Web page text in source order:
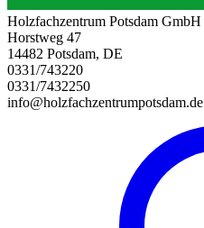
Holzfachzentrum Potsdam GmbH
Horstweg 47
14482 Potsdam, DE
0331/743220
0331/7432250
info@holzfachzentrumpotsdam.de